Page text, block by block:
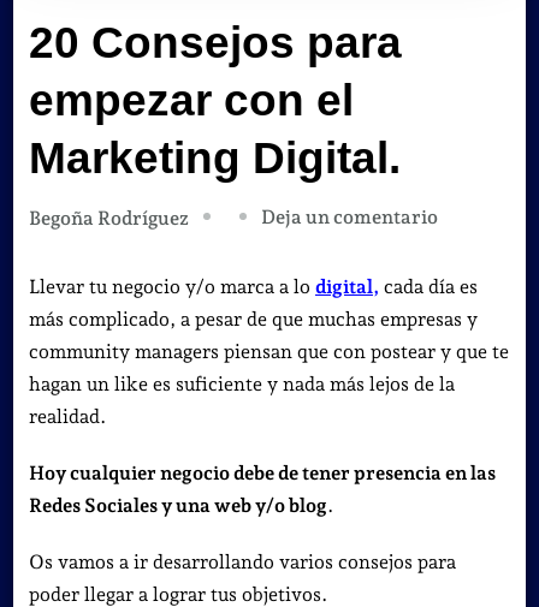
20 Consejos para
empezar con el
Marketing Digital.
Begoña Rodríguez Deja un comentarioen
Consejos
para
empezar
con
Digital.
Llevar tu negocio y/o marca a lo digital, cada día es
más complicado, a pesar de que muchas empresas y
community managers piensan que con postear y que te
hagan un like es suficiente y nada más lejos de la
realidad.
Hoy cualquier negocio debe de tener presencia en las
Redes Sociales y una web y/o blog.
Os vamos a ir desarrollando varios consejos para
poder llegar a lograr tus objetivos.